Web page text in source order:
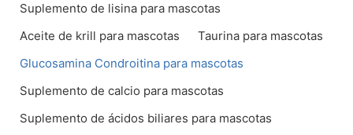
Suplemento de lisina para mascotas
Aceite de krill para mascotas
Taurina para mascotas
Glucosamina Condroitina para mascotas
Suplemento de calcio para mascotas
Suplemento de ácidos biliares para mascotas